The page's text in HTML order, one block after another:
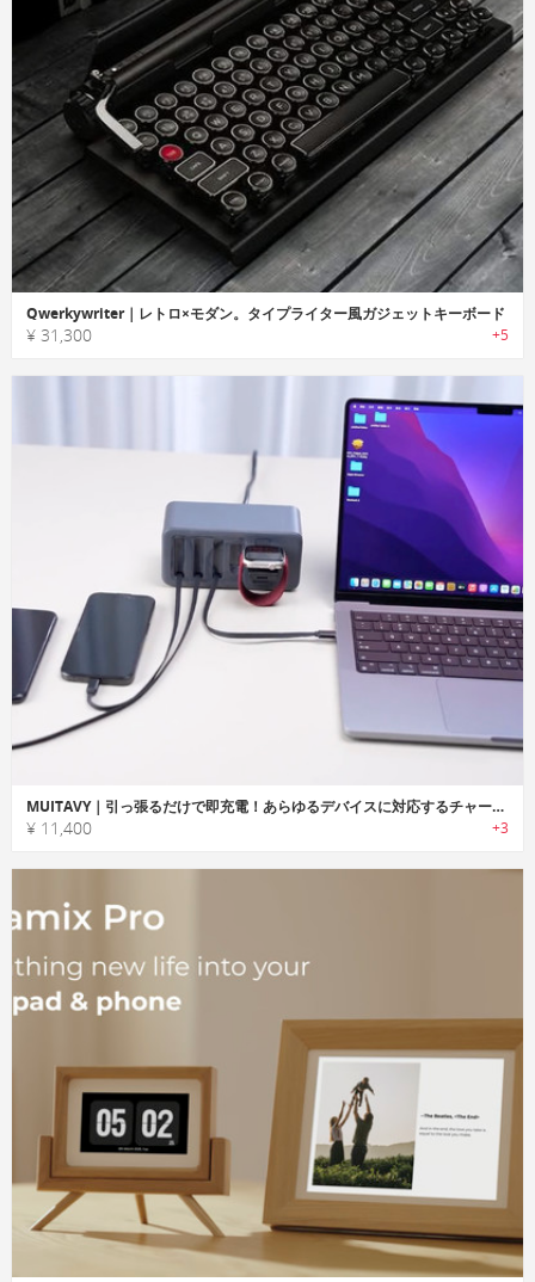
Qwerkywriter｜レトロ×モダン。タイプライター風ガジェットキーボード
¥ 31,300 +5
MUITAVY｜引っ張るだけで即充電！あらゆるデバイスに対応するチャージボックス
¥ 11,400 +3